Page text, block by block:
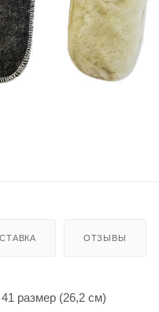
ОТЗЫВЫ
размер (26,2 см)